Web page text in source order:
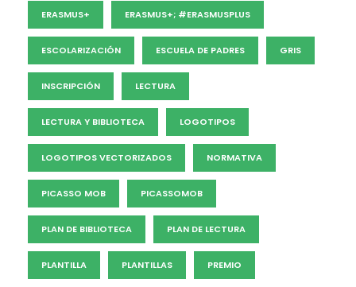
ERASMUS+ ERASMUS+; #ERASMUSPLUS
ESCOLARIZACIÓN ESCUELA DE PADRES GRIS
INSCRIPCIÓN LECTURA
LECTURA Y BIBLIOTECA LOGOTIPOS
LOGOTIPOS VECTORIZADOS NORMATIVA
PICASSO MOB PICASSOMOB
PLAN DE BIBLIOTECA PLAN DE LECTURA
PLANTILLA PLANTILLAS PREMIO